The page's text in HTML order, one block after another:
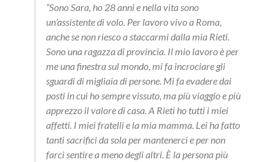
“Sono Sara, ho 28 anni e nella vita sono
un’assistente di volo. Per lavoro vivo a Roma,
anche se non riesco a staccarmi dalla mia Rieti.
Sono una ragazza di provincia. Il mio lavoro è per
me una finestra sul mondo, mi fa incrociare gli
sguardi di migliaia di persone. Mi fa evadere dai
posti in cui ho sempre vissuto, ma più viaggio e più
apprezzo il valore di casa. A Rieti ho tutti i miei
affetti. I miei fratelli e la mia mamma. Lei ha fatto
tanti sacrifici da sola per mantenerci e per non
farci sentire a meno degli altri. È la persona più